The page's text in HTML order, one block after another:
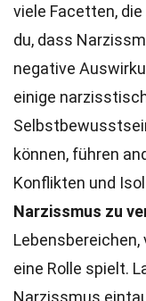
viele Facetten,
du, dass
negative
einige
können, führen
Konflikten und
Narzissmus zu
Lebensbereichen,
eine Rolle spielt.
Narzissmus